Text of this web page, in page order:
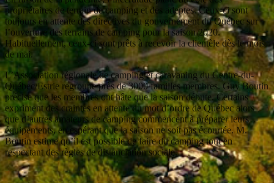
propriétaires de terrain de camping et des adeptes. Ceux-ci sont
toujours en attente des directives du gouvernement du Québec sur
l’ouverture des terrains de camping pour la saison 2020.
Habituellement, ceux-ci sont prêts à recevoir la clientèle dès le mois
de mai.
L’Association régionale de camping et caravaning du Centre-du-
Québec/Estrie regroupe près de 3000 familles membres. Guy Boutin
précise que les membres ont hâte que la saison débute. Certains
expriment des craintes en attente du mot d’ordre de Québec alors
que d’autres amateurs de camping commencent à préparer leurs
équipements, en espérant que la saison ne soit pas écourtée. M.
Boutin estime qu’il est possible de faire du camping tout en
respectant des règles de distanciation sociale.